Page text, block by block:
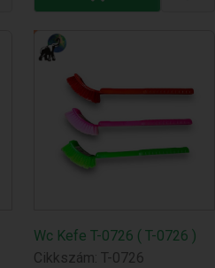
Wc Kefe T-0726 ( T-0726 )
Cikkszám: T-0726